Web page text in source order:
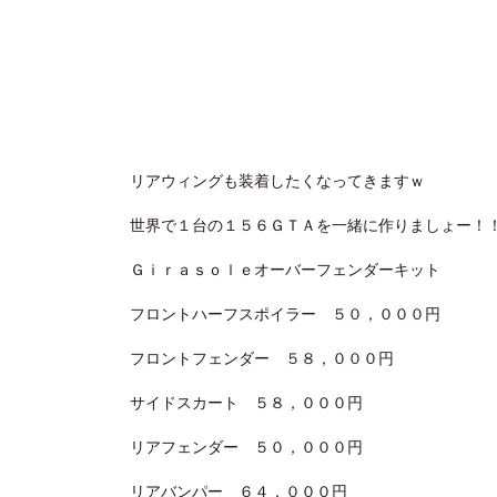
リアウィングも装着したくなってきますｗ
世界で１台の１５６ＧＴＡを一緒に作りましょー！！
Ｇｉｒａｓｏｌｅオーバーフェンダーキット
フロントハーフスポイラー ５０，０００円
フロントフェンダー ５８，０００円
サイドスカート ５８，０００円
リアフェンダー ５０，０００円
リアバンパー ６４，０００円